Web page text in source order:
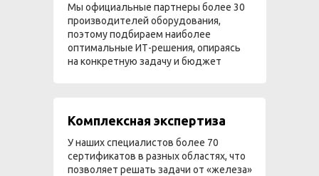
Мы официальные партнеры более 30
производителей оборудования,
поэтому подбираем наиболее
оптимальные ИТ-решения, опираясь
на конкретную задачу и бюджет
Комплексная экспертиза
У наших специалистов более 70
сертификатов в разных областях, что
позволяет решать задачи от «железа»